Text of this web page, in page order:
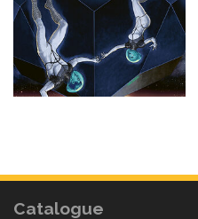
Catalogue